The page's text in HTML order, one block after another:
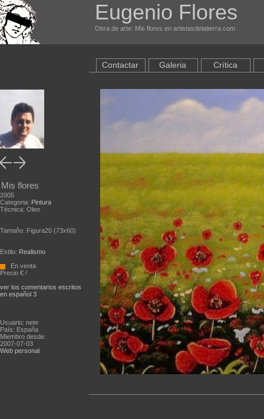
Eugenio Flores
Obra de arte: Mis flores en artistasdelatierra.com
Mis flores
2005
Categoria: Pintura
Técnica: Oleo
Tamaño: Figura20 (73x60)
Estilo: Realismo
En venta
Precio € /
ver los comentarios escritos
en español 3
Usuario: nete
País: España
Miembro desde:
2007-07-03
Web personal
Contactar Galeria Crítica